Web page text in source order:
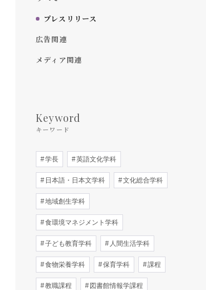
プレスリリース
広告関連
メディア関連
Keyword
キーワード
学長 英語文化学科
日本語・日本文学科 文化総合学科
地域創生学科
食環境マネジメント学科
子ども教育学科 人間生活学科
食物栄養学科 保育学科 課程
教職課程 図書館情報学課程